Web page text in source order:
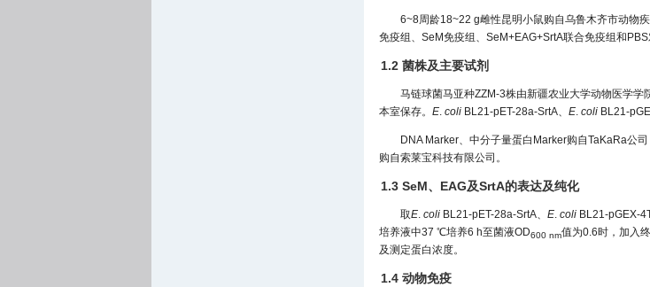
6~8周龄18~22 g雌性昆明小鼠购自乌鲁木齐市动物
免疫组、SeM免疫组、SeM+EAG+SrtA联合免疫组和PBS
1.2 菌株及主要试剂
马链球菌马亚种ZZM-3株由新疆农业大学动物医学学
本室保存。 E. coli BL21-pET-28a-SrtA、 E. coli BL21-
DNA Marker、中分子量蛋白Marker购自TaKaRa公
购自索莱宝科技有限公司。
1.3 SeM、EAG及SrtA的表达及纯化
取E. coli BL21-pET-28a-SrtA、 E. coli BL21-pGEX-
培养液中37 ℃培养6 h至菌液OD600 nm值为0.6时，加入
及测定蛋白浓度。
1.4 动物免疫